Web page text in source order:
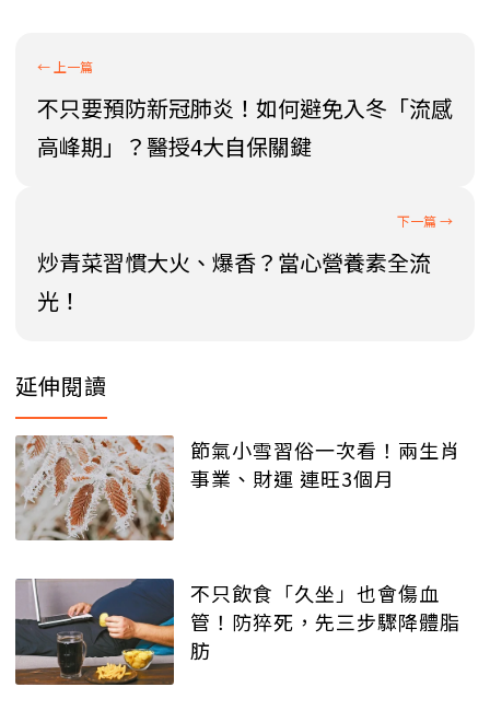
不只要預防新冠肺炎！如何避免入冬「流感
高峰期」？醫授4大自保關鍵
炒青菜習慣大火、爆香？當心營養素全流
光！
延伸閱讀
節氣小雪習俗一次看！兩生肖
事業、財運 連旺3個月
不只飲食「久坐」也會傷血
管！防猝死，先三步驟降體脂
肪